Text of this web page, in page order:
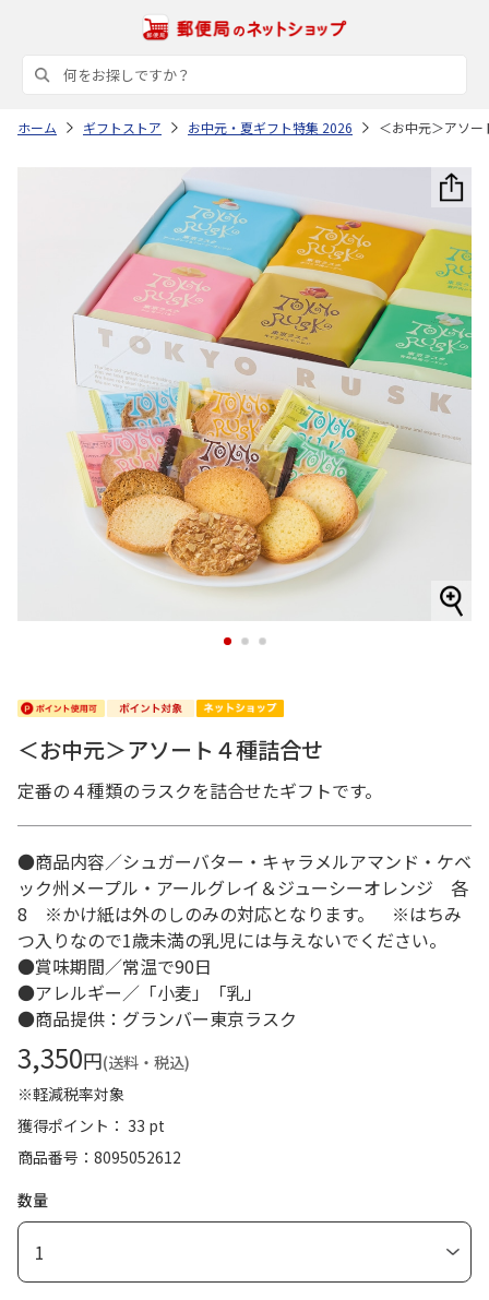
ホーム ギフトストア お中元・夏ギフト特集 2026 ＜お中元＞アソー
1 2 3
＜お中元＞アソート４種詰合せ
定番の４種類のラスクを詰合せたギフトです。
●商品内容／シュガーバター・キャラメルアマンド・ケベ
ック州メープル・アールグレイ＆ジューシーオレンジ 各
8 ※かけ紙は外のしのみの対応となります。 ※はちみ
つ入りなので1歳未満の乳児には与えないでください。
●賞味期間／常温で90日
●アレルギー／「小麦」「乳」
●商品提供：グランバー東京ラスク
3,350円(送料・税込)
※軽減税率対象
獲得ポイント： 33 pt
商品番号
8095052612
数量
1